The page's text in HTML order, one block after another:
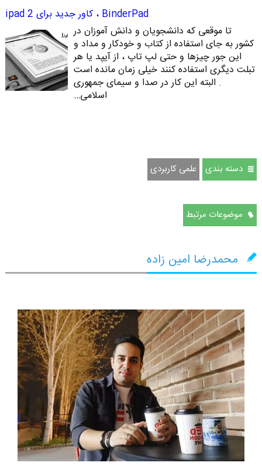
BinderPad ، کاور جدید برای ipad 2
تا موقعی که دانشجویان و دانش آموزان در
کشور به جای استفاده از کتاب و خودکار و مداد و
این جور چیزها و حتی لپ تاپ ، از آیپد یا هر
تبلت دیگری استفاده کنند خیلی زمان مانده است
. البته این کار در صدا و سیمای جمهوری
اسلامی…
دسته بندی علمی کاربردی
موضوعات مرتبط
محمدرضا امین زاده